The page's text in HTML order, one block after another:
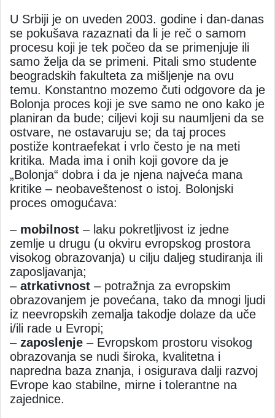
U Srbiji je on uveden 2003. godine i dan-danas
se pokušava razaznati da li je reč o samom
procesu koji je tek počeo da se primenjuje ili
samo želja da se primeni. Pitali smo studente
beogradskih fakulteta za mišljenje na ovu
temu. Konstantno mozemo čuti odgovore da je
Bolonja proces koji je sve samo ne ono kako je
planiran da bude; ciljevi koji su naumljeni da se
ostvare, ne ostavaruju se; da taj proces
postiže kontraefekat i vrlo često je na meti
kritika. Mada ima i onih koji govore da je
„Bolonja“ dobra i da je njena najveća mana
kritike – neobaveštenost o istoj. Bolonjski
proces omogućava:
– mobilnost – laku pokretljivost iz jedne
zemlje u drugu (u okviru evropskog prostora
visokog obrazovanja) u cilju daljeg studiranja ili
zaposljavanja;
– atrkativnost – potražnja za evropskim
obrazovanjem je povećana, tako da mnogi ljudi
iz neevropskih zemalja takodje dolaze da uče
i/ili rade u Evropi;
– zaposlenje – Evropskom prostoru visokog
obrazovanja se nudi široka, kvalitetna i
napredna baza znanja, i osigurava dalji razvoj
Evrope kao stabilne, mirne i tolerantne na
zajednice.